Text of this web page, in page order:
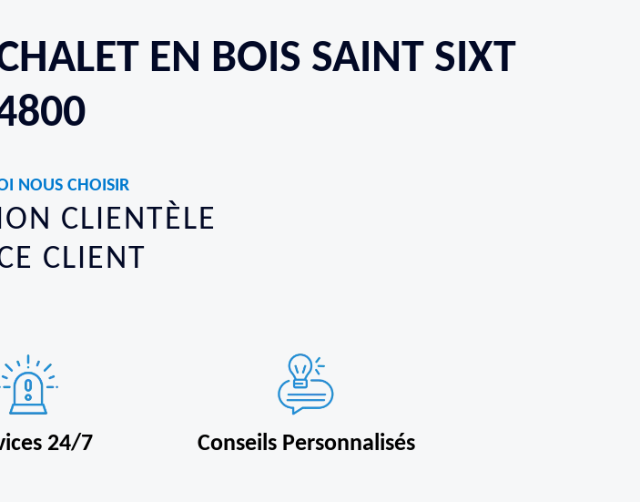
EN BOIS SAINT SIXT
NOUS CHOISIR
CLIENTÈLE
CLIENT
24/7 Conseils Personnalisés